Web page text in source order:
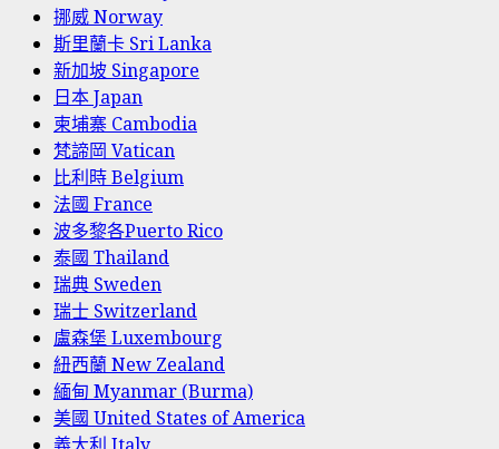
挪威 Norway
斯里蘭卡 Sri Lanka
新加坡 Singapore
日本 Japan
柬埔寨 Cambodia
梵諦岡 Vatican
比利時 Belgium
法國 France
波多黎各Puerto Rico
泰國 Thailand
瑞典 Sweden
瑞士 Switzerland
盧森堡 Luxembourg
紐西蘭 New Zealand
緬甸 Myanmar (Burma)
美國 United States of America